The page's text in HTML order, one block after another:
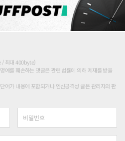
/ 최대 400byte)
예를 훼손하는 댓글은 관련 법률에 의해 제재를 받을
어가 내용에 포함되거나 인신공격성 글은 관리자의 판